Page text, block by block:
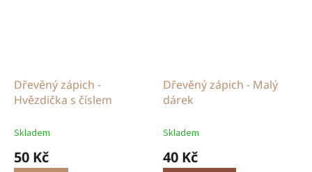
Dřevěný zápich -
Hvězdička s číslem
Skladem
50 Kč
Dřevěný zápich - Malý
dárek
Skladem
40 Kč